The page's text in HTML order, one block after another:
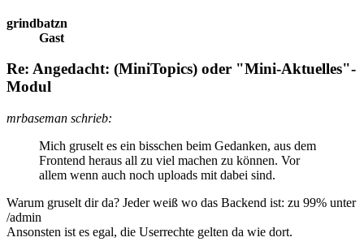
grindbatzn
Gast
Re: Angedacht: (MiniTopics) oder "Mini-Aktuelles"-
Modul
mrbaseman schrieb:
Mich gruselt es ein bisschen beim Gedanken, aus dem
Frontend heraus all zu viel machen zu können. Vor
allem wenn auch noch uploads mit dabei sind.
Warum gruselt dir da? Jeder weiß wo das Backend ist: zu 99% unter
/admin
Ansonsten ist es egal, die Userrechte gelten da wie dort.